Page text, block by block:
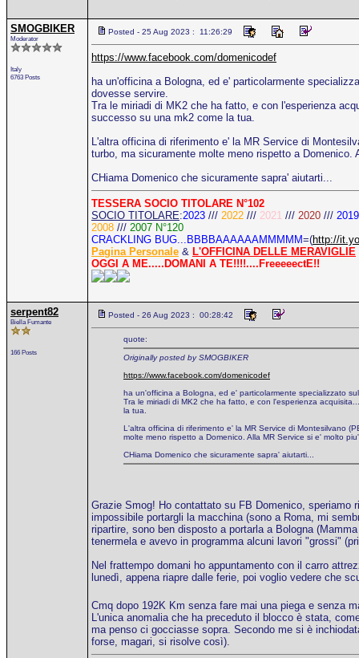
SMOGBIKER
Moderator
Italy
6763 Posts
Posted - 25 Aug 2023 : 11:26:29
https://www.facebook.com/domenicodef
ha un'officina a Bologna, ed e' particolarmente
dovesse servire.
Tra le miriadi di MK2 che ha fatto, e con l'esperienza
successo su una mk2 come la tua.
L'altra officina di riferimento e' la MR Service di
turbo, ma sicuramente molte meno rispetto a
CHiama Domenico che sicuramente sapra' aiutarti...
TESSERA SOCIO TITOLARE N°102
SOCIO TITOLARE:2023 /// 2022 /// 2021 /// 2020 /// 2019
2008 /// 2007 N°120
CRACKLING BUG...BBBBAAAAAAMMMMM=(http://
Pagina Personale & L'OFFICINA DELLE MERAVIGLIE
OGGI A ME.....DOMANI A TE!!!!....FreeeeectE!!
serpent82
Biella Fumante
166 Posts
Posted - 26 Aug 2023 : 00:28:42
quote:
Originally posted by SMOGBIKER
https://www.facebook.com/domenicodef
ha un'officina a Bologna, ed e' particolarmente specializzato
Tra le miriadi di MK2 che ha fatto, e con l'esperienza
la tua.
L'altra officina di riferimento e' la MR Service di Montesilvano
molte meno rispetto a Domenico. Alla MR Service si e' molto
CHiama Domenico che sicuramente sapra' aiutarti...
Grazie Smog! Ho contattato su FB Domenico,
impossibile portargli la macchina (sono a Roma, mi
ripartire, sono ben disposto a portarla a Bologna
tenermela e avevo in programma alcuni lavori "grossi"
Nel frattempo domani ho appuntamento con il carro
lunedì, appena riapre dalle ferie, poi voglio vedere che
Cmq dopo 192K Km senza fare mai una piega e senza
L'unica anomalia che ha preceduto il blocco è stata,
ma penso ci gocciasse sopra. Secondo me si è
forse, magari, si risolve così).